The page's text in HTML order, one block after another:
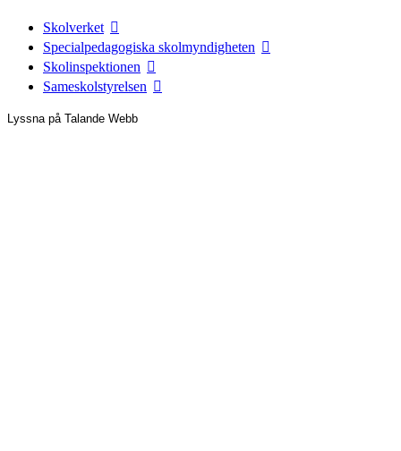
Skolverket
Specialpedagogiska skolmyndigheten
Skolinspektionen
Sameskolstyrelsen
Lyssna på Talande Webb